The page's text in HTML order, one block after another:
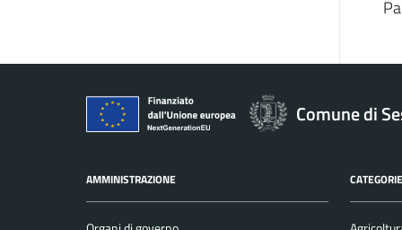
Comune di
AMMINISTRAZIONE